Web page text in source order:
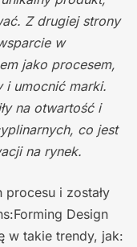
Z drugiej strony
w
jako procesem,
i umocnić marki.
na otwartość i
co jest
na rynek.
procesu i zostały
Design
w takie trendy, jak: